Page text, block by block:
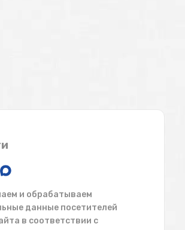
и обрабатываем
данные посетителей
в соответствии с